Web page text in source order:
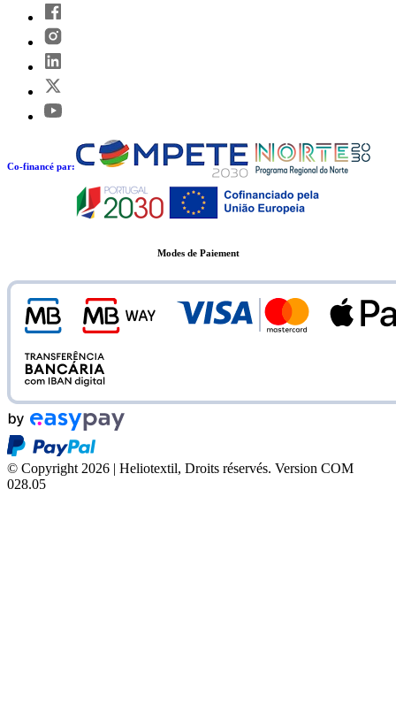
Co-financé par:
Modes de Paiement
© Copyright 2026 | Heliotextil, Droits réservés. Version COM
028.05